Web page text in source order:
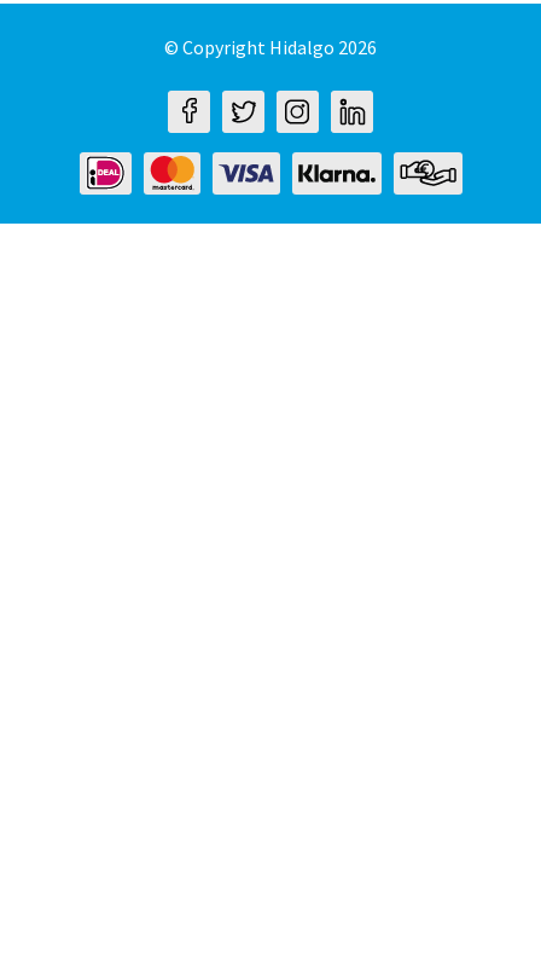
© Copyright Hidalgo 2026